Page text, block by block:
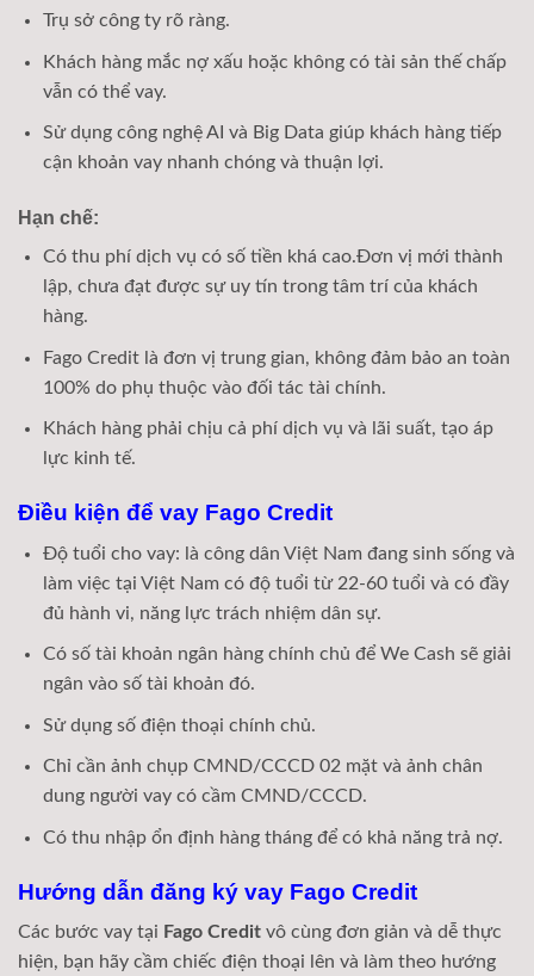
Trụ sở công ty rõ ràng.
Khách hàng mắc nợ xấu hoặc không có tài sản thế chấp
vẫn có thể vay.
Sử dụng công nghệ AI và Big Data giúp khách hàng tiếp
cận khoản vay nhanh chóng và thuận lợi.
Hạn chế:
Có thu phí dịch vụ có số tiền khá cao.Đơn vị mới thành
lập, chưa đạt được sự uy tín trong tâm trí của khách
hàng.
Fago Credit là đơn vị trung gian, không đảm bảo an toàn
100% do phụ thuộc vào đối tác tài chính.
Khách hàng phải chịu cả phí dịch vụ và lãi suất, tạo áp
lực kinh tế.
Điều kiện để vay Fago Credit
Độ tuổi cho vay: là công dân Việt Nam đang sinh sống và
làm việc tại Việt Nam có độ tuổi từ 22-60 tuổi và có đầy
đủ hành vi, năng lực trách nhiệm dân sự.
Có số tài khoản ngân hàng chính chủ để We Cash sẽ giải
ngân vào số tài khoản đó.
Sử dụng số điện thoại chính chủ.
Chỉ cần ảnh chụp CMND/CCCD 02 mặt và ảnh chân
dung người vay có cầm CMND/CCCD.
Có thu nhập ổn định hàng tháng để có khả năng trả nợ.
Hướng dẫn đăng ký vay Fago Credit
Các bước vay tại Fago Credit vô cùng đơn giản và dễ thực
hiện, bạn hãy cầm chiếc điện thoại lên và làm theo hướng